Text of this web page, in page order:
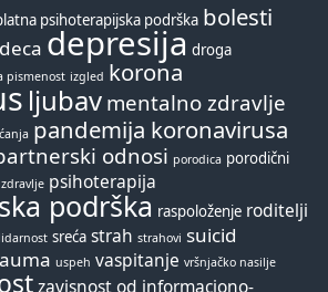
psihoterapijska podrška bolesti
deca depresija droga
pismenost izgled korona
ljubav mentalno zdravlje
pandemija koronavirusa
odnosi porodica porodični
psihoterapija
podrška raspoloženje roditelji
sreća strah strahovi suicid
uspeh vaspitanje vršnjačko nasilje
zavisnost od informaciono-